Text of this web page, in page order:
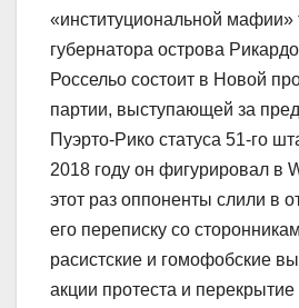
«институциональной мафии»
губернатора острова
Россельо состоит в Новой
партии, выступающей за
Пуэрто-Рико статуса 51-го
2018 году он фигурировал в
этот раз оппоненты слили в
его переписку со
расистские и гомофобские
акции протеста и